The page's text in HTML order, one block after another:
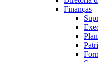
Finanças